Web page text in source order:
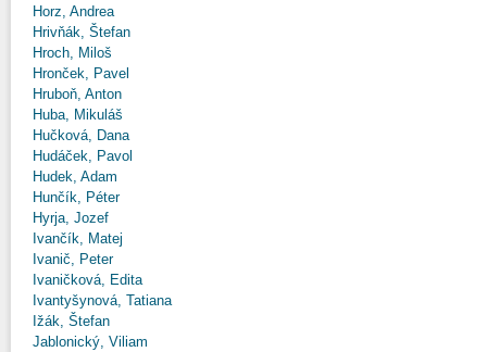
Horz, Andrea
Hrivňák, Štefan
Hroch, Miloš
Hronček, Pavel
Hruboň, Anton
Huba, Mikuláš
Hučková, Dana
Hudáček, Pavol
Hudek, Adam
Hunčík, Péter
Hyrja, Jozef
Ivančík, Matej
Ivanič, Peter
Ivaničková, Edita
Ivantyšynová, Tatiana
Ižák, Štefan
Jablonický, Viliam